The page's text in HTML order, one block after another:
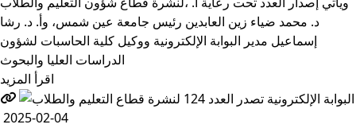
مركز تطوير استراتيجيات وبحوث التعليم
Close
التعليم والطلاب
الدراسات العليـا
أعضاء هيئة التدريس
د. محمد ضياء زين العابدين رئيس جامعة عين شمس، وأ. د. ‏رشا
إسماعيل مدير البوابة الإلكترونية ووكيل كلية الحاسبات لشؤون
‏الدراسات العليا والبحوث
اقرأ المزيد
2025-02-04